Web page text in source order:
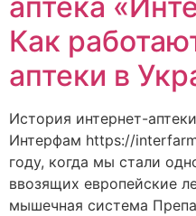
Как
аптеки в
История интернет-
Интерфам https://
году, когда мы стали
ввозящих европейские
мышечная система